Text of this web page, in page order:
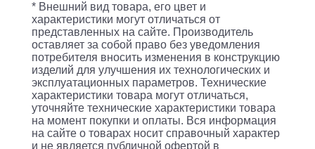
* Внешний вид товара, его цвет и
характеристики могут отличаться от
представленных на сайте. Производитель
оставляет за собой право без уведомления
потребителя вносить изменения в конструкцию
изделий для улучшения их технологических и
эксплуатационных параметров. Технические
характеристики товара могут отличаться,
уточняйте технические характеристики товара
на момент покупки и оплаты. Вся информация
на сайте о товарах носит справочный характер
и не является публичной офертой в